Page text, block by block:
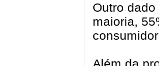
Outro
maioria,